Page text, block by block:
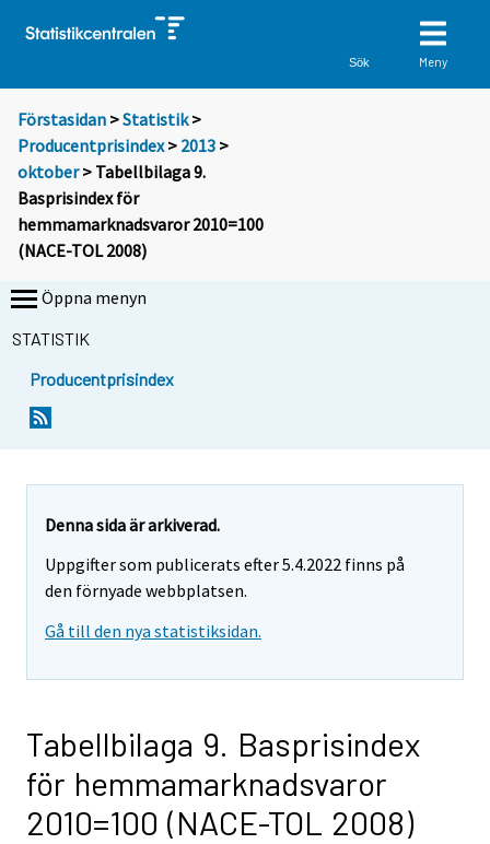
Sök Meny
Förstasidan >Statistik >
Producentprisindex> 2013 >
oktober> Tabellbilaga 9.
Basprisindex för
hemmamarknadsvaror 2010=100
(NACE-TOL 2008)
Öppna menyn
STATISTIK
Producentprisindex
Denna sida är arkiverad.
Uppgifter som publicerats efter 5.4.2022 finns på
den förnyade webbplatsen.
Gå till den nya statistiksidan.
Tabellbilaga 9. Basprisindex
för hemmamarknadsvaror
2010=100 (NACE-TOL 2008)